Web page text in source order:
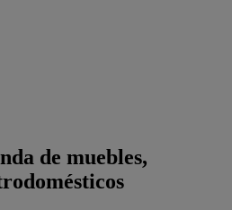
de muebles,